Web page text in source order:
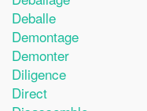
Deballe
Demontage
Demonter
Diligence
Direct